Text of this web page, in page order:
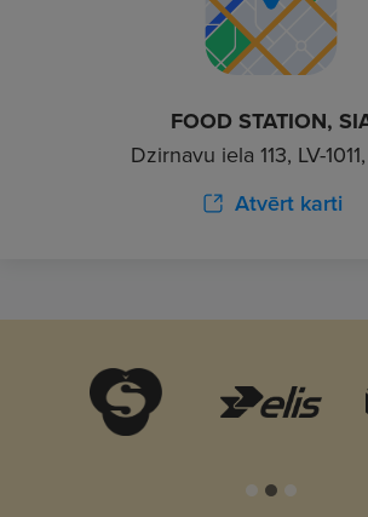
FOOD STATION,
Dzirnavu iela 113, LV-
Atvērt karti